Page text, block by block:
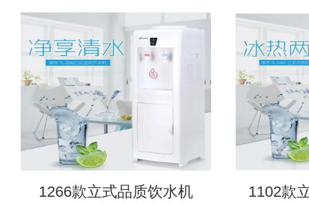
1266款立式品质饮水机 1102款